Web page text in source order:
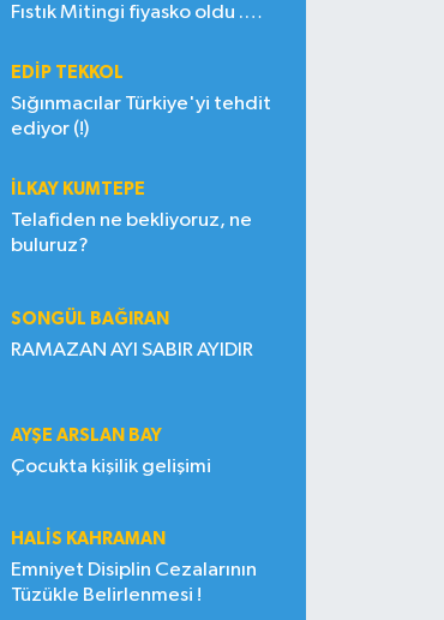
Fıstık Mitingi fiyasko oldu .
EDIP TEKKOL
Sığınmacılar Türkiye'yi tehdit
ediyor (!)
İLKAY KUMTEPE
Telafiden ne bekliyoruz, ne
buluruz?
SONGÜL BAĞIRAN
RAMAZAN AYI SABIR AYIDIR
AYŞE ARSLAN BAY
Çocukta kişilik gelişimi
HALIS KAHRAMAN
Emniyet Disiplin Cezalarının
Tüzükle Belirlenmesi !